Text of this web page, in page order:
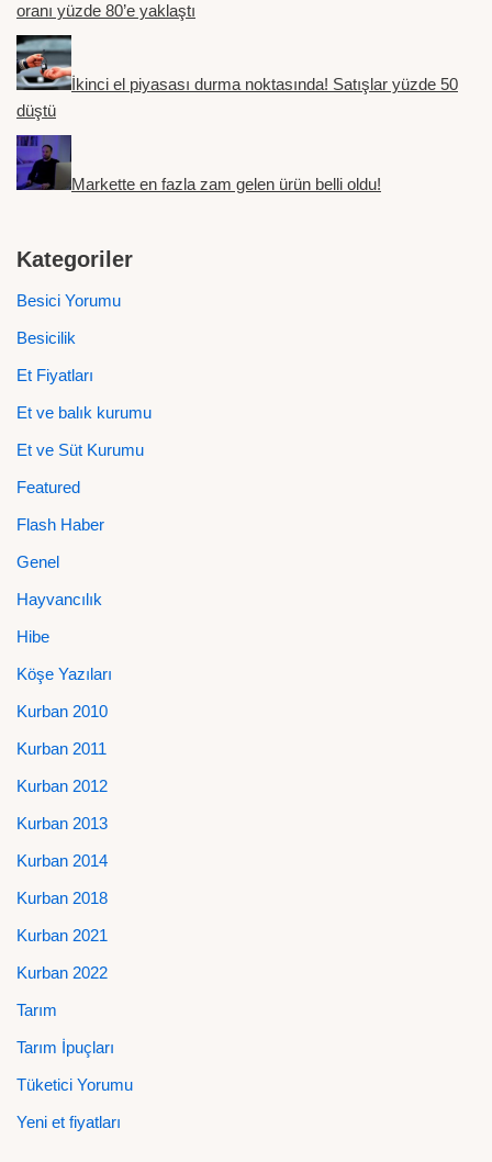
oranı yüzde 80’e yaklaştı
İkinci el piyasası durma noktasında! Satışlar yüzde 50
düştü
Markette en fazla zam gelen ürün belli oldu!
Kategoriler
Besici Yorumu
Besicilik
Et Fiyatları
Et ve balık kurumu
Et ve Süt Kurumu
Featured
Flash Haber
Genel
Hayvancılık
Hibe
Köşe Yazıları
Kurban 2010
Kurban 2011
Kurban 2012
Kurban 2013
Kurban 2014
Kurban 2018
Kurban 2021
Kurban 2022
Tarım
Tarım İpuçları
Tüketici Yorumu
Yeni et fiyatları